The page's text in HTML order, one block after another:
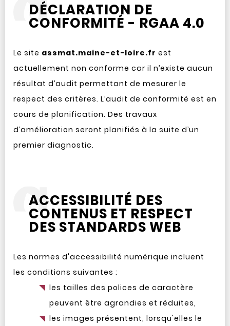
DÉCLARATION DE
CONFORMITÉ - RGAA 4.0
Le site assmat.maine-et-loire.fr est
actuellement non conforme car il n’existe aucun
résultat d’audit permettant de mesurer le
respect des critères. L’audit de conformité est en
cours de planification. Des travaux
d’amélioration seront planifiés à la suite d’un
premier diagnostic.
ACCESSIBILITÉ DES
CONTENUS ET RESPECT
DES STANDARDS WEB
Les normes d'accessibilité numérique incluent
les conditions suivantes :
les tailles des polices de caractère
peuvent être agrandies et réduites,
les images présentent, lorsqu'elles le